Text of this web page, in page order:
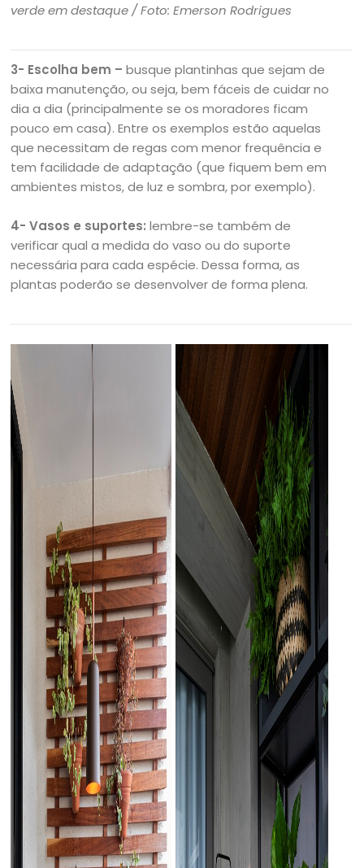
verde em destaque / Foto: Emerson Rodrigues
3- Escolha bem –busque plantinhas que sejam de
baixa manutenção, ou seja, bem fáceis de cuidar no
dia a dia (principalmente se os moradores ficam
pouco em casa). Entre os exemplos estão aquelas
que necessitam de regas com menor frequência e
tem facilidade de adaptação (que fiquem bem em
ambientes mistos, de luz e sombra, por exemplo).
4- Vasos e suportes: lembre-se também de
verificar qual a medida do vaso ou do suporte
necessária para cada espécie. Dessa forma, as
plantas poderão se desenvolver de forma plena.